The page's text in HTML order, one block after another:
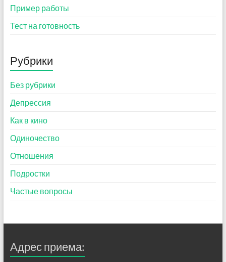
Пример работы
Тест на готовность
Рубрики
Без рубрики
Депрессия
Как в кино
Одиночество
Отношения
Подростки
Частые вопросы
Адрес приема: